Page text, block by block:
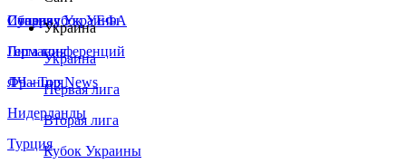
Сборная Украины
Италия
Германия
Франция
Нидерланды
Турция
Суперкубок УЕФА
Лига конференций
ЛЧ - Top News
Украина
Украина
Первая лига
Вторая лига
Кубок Украины